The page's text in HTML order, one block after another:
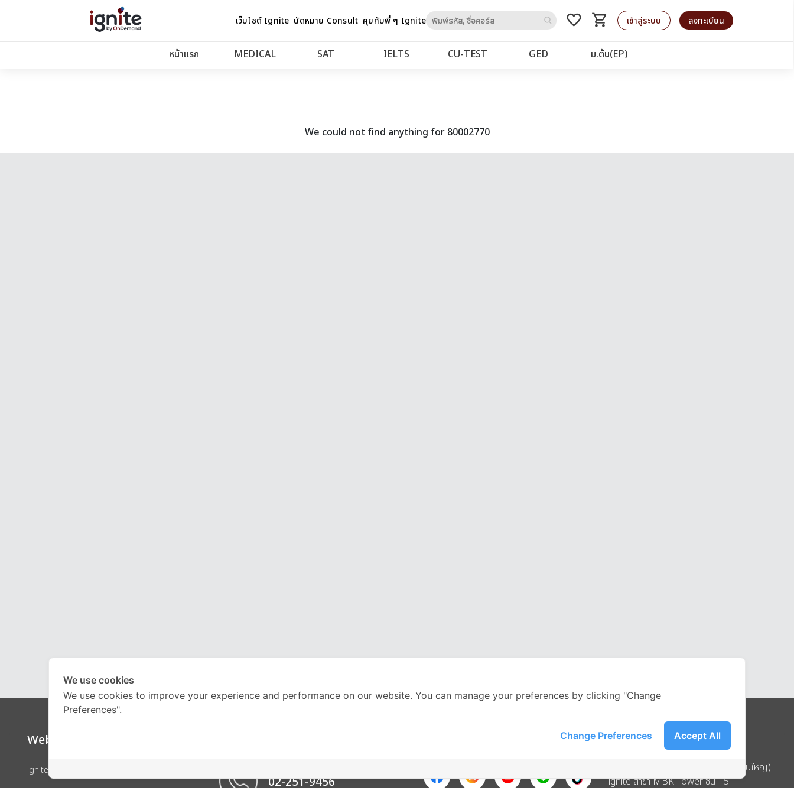
เว็บไซต์ Ignite นัดหมาย Consult คุยกับพี่ ๆ Igniteto
favorite_border shopping_cart
รถเข็น เข้าสู่ระบบ ลงทะเบียน
หน้าแรก MEDICAL SAT IELTS CU‑TEST GED ม.ต้น(EP)
We could not find anything for 80002770
Website
ignite by OnDemand
02-251-9456
Address
บริษัท อิกไนท์ เอ สตาร์ จำกัด (สำนักงานใหญ่)
ignite สาขา MBK Tower ชั้น 15
We use cookies
We use cookies to improve your experience and performance on our website. You can manage your preferences by clicking "Change
Preferences".
Accept All
Change Preferences